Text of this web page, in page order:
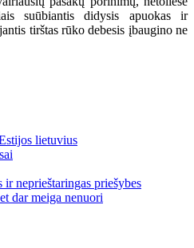
suūbiantis didysis apuokas ir
tirštas rūko debesis įbaugino ne
lietuvius
neprieštaringas priešybes
dar meiga nenuori